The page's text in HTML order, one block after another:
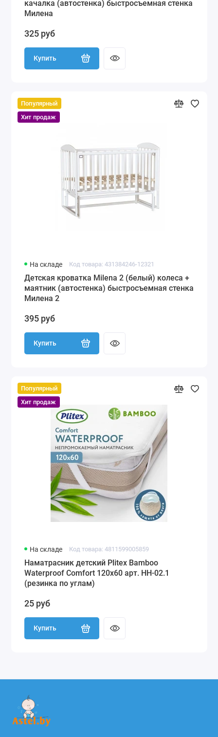
качалка (автостенка) быстросъемная стенка
Милена
325 руб
Купить
Популярный
Хит продаж
На складе Код товара: 431384246-12321
Детская кроватка Milena 2 (белый) колеса +
маятник (автостенка) быстросъемная стенка
Милена 2
395 руб
Купить
Популярный
Хит продаж
На складе Код товара: 4811599005859
Наматрасник детский Plitex Bamboo
Waterproof Comfort 120х60 арт. НН-02.1
(резинка по углам)
25 руб
Купить